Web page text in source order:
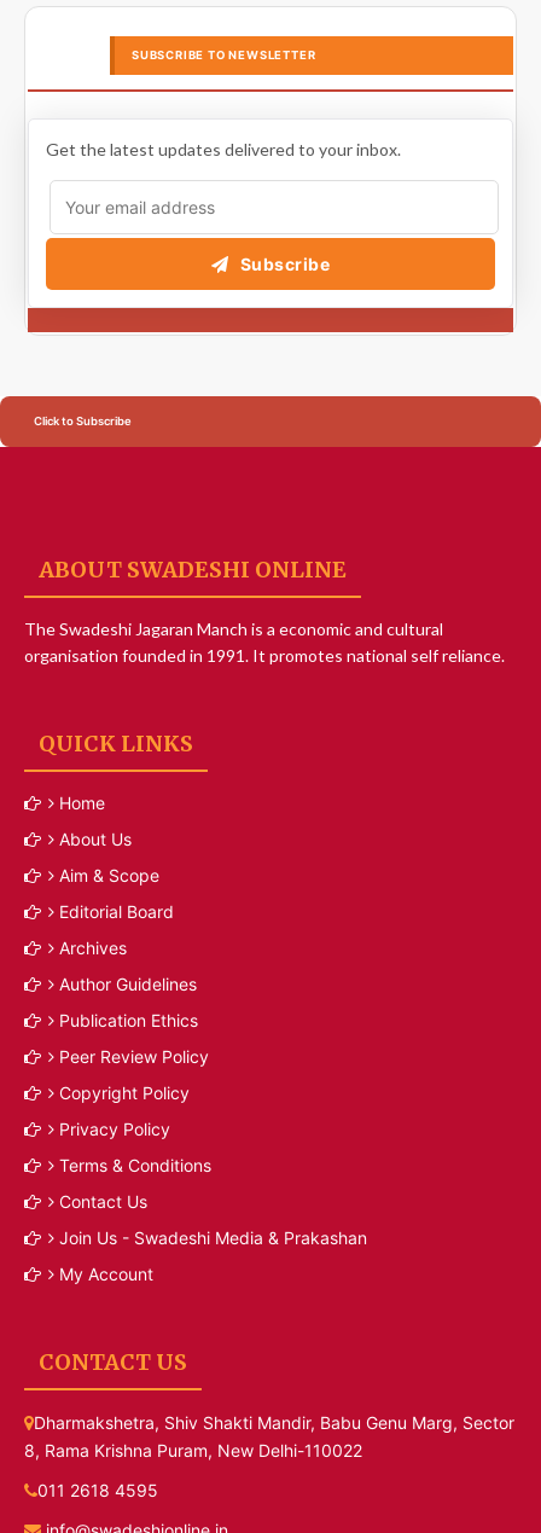
SUBSCRIBE TO NEWSLETTER
Get the latest updates delivered to your inbox.
Subscribe
Click to Subscribe
ABOUT SWADESHI ONLINE
The Swadeshi Jagaran Manch is a economic and cultural
organisation founded in 1991. It promotes national self reliance.
QUICK LINKS
Home
About Us
Aim & Scope
Editorial Board
Archives
Author Guidelines
Publication Ethics
Peer Review Policy
Copyright Policy
Privacy Policy
Terms & Conditions
Contact Us
Join Us - Swadeshi Media & Prakashan
My Account
CONTACT US
Dharmakshetra, Shiv Shakti Mandir, Babu Genu Marg, Sector
8, Rama Krishna Puram, New Delhi-110022
011 2618 4595